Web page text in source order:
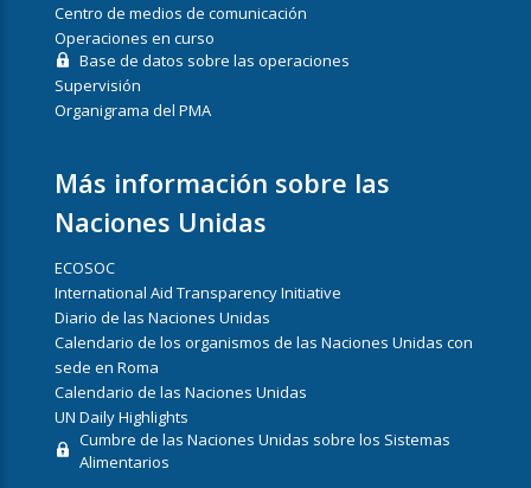
Centro de medios de comunicación
Operaciones en curso
Base de datos sobre las operaciones
Supervisión
Organigrama del PMA
Más información sobre las
Naciones Unidas
ECOSOC
International Aid Transparency Initiative
Diario de las Naciones Unidas
Calendario de los organismos de las Naciones Unidas con
sede en Roma
Calendario de las Naciones Unidas
UN Daily Highlights
Cumbre de las Naciones Unidas sobre los Sistemas
Alimentarios